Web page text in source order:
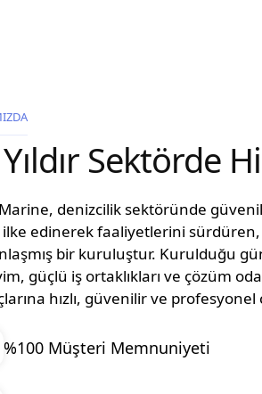
Sektörde
denizcilik sektöründe
edinerek faaliyetlerini
bir kuruluştur. Kurulduğu
güçlü iş ortaklıkları ve çözüm
hızlı, güvenilir ve
%100 Müşteri Memnuniyeti